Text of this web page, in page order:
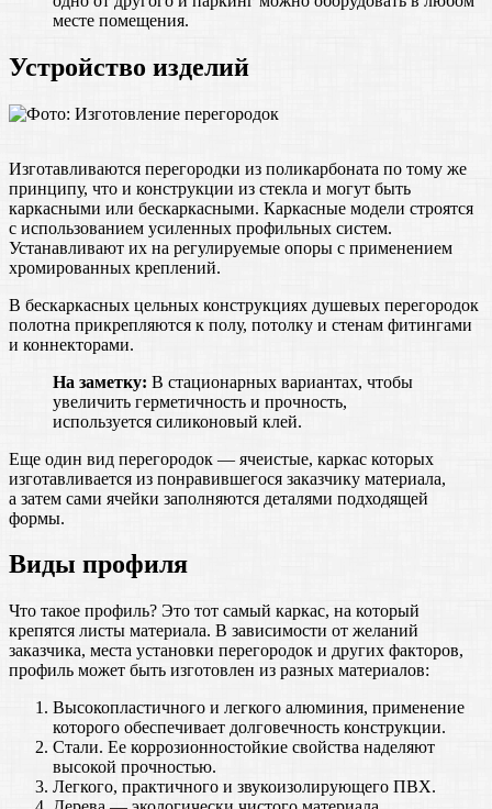
месте помещения.
Устройство изделий
Изготавливаются перегородки из поликарбоната по тому же
принципу, что и конструкции из стекла и могут быть
каркасными или бескаркасными. Каркасные модели строятся
с использованием усиленных профильных систем.
Устанавливают их на регулируемые опоры с применением
хромированных креплений.
В бескаркасных цельных конструкциях душевых перегородок
полотна прикрепляются к полу, потолку и стенам фитингами
и коннекторами.
На заметку: В стационарных вариантах, чтобы
увеличить герметичность и прочность,
используется силиконовый клей.
Еще один вид перегородок — ячеистые, каркас которых
изготавливается из понравившегося заказчику материала,
а затем сами ячейки заполняются деталями подходящей
формы.
Виды профиля
Что такое профиль? Это тот самый каркас, на который
крепятся листы материала. В зависимости от желаний
заказчика, места установки перегородок и других факторов,
профиль может быть изготовлен из разных материалов:
Высокопластичного и легкого алюминия, применение
которого обеспечивает долговечность конструкции.
Стали. Ее коррозионностойкие свойства наделяют
высокой прочностью.
Легкого, практичного и звукоизолирующего ПВХ.